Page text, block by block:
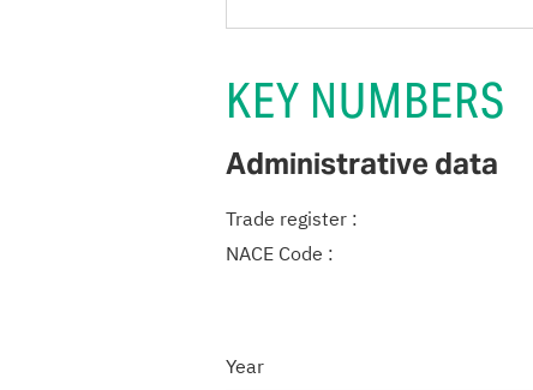
KEY NUMBERS
Administrative data
Trade register :
NACE Code :
Year